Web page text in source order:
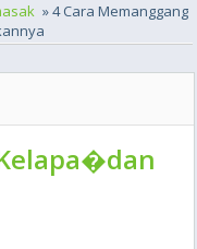
» 4 Cara Memanggang